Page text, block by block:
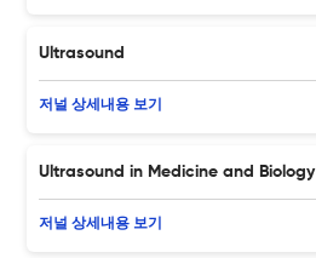
Ultrasound
저널 상세내용 보기
Ultrasound in Medicine and Biology
저널 상세내용 보기